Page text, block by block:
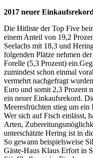
2017 neuer
Die Hitliste der Top Five
einem Anteil von 19,2
Seelachs mit 18,3 und
folgenden Plätze nehmen
Forelle (5,3 Prozent)
zumindest schon einmal
vermehrt nachgefragt
Euro und somit 2,3 Prozent
ein neuer Einkaufsrekord.
Meeresfrüchten stieg um
Wer sich auf Fisch einlässt,
Arten,
unterschätzte Hering ist in
So gewann beispielsweise
Gäste-Haus Klaus Erfort in